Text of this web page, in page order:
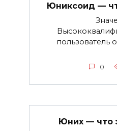
Юниксоид —
пользователь
0
Юних — что